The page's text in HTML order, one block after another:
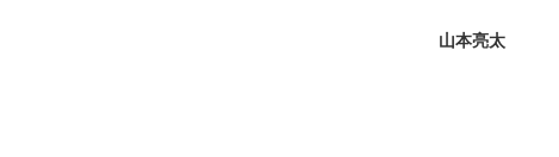
山本亮太